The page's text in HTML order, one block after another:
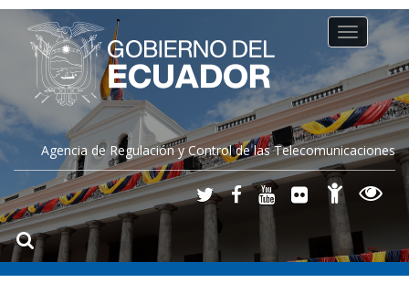
Agencia de Regulación y Control de las Telecomunicaciones
Toggle
navigation